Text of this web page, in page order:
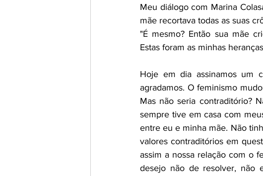
Meu diálogo com Marina
mãe recortava todas as suas
"É mesmo? Então sua mãe
Estas foram as minhas
Hoje em dia assinamos um
agradamos. O feminismo
Mas não seria contraditório?
sempre tive em casa com
entre eu e minha mãe. Não
valores contraditórios em
assim a nossa relação com o
desejo não de resolver, não